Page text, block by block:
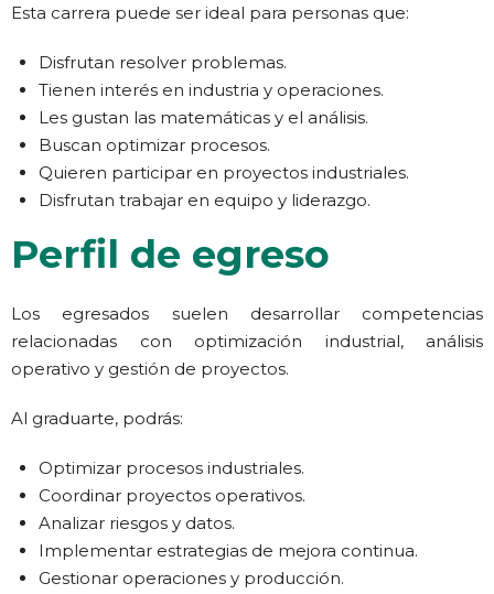
Esta carrera puede ser ideal para personas que:
Disfrutan resolver problemas.
Tienen interés en industria y operaciones.
Les gustan las matemáticas y el análisis.
Buscan optimizar procesos.
Quieren participar en proyectos industriales.
Disfrutan trabajar en equipo y liderazgo.
Perfil de egreso
Los egresados suelen desarrollar competencias
relacionadas con optimización industrial, análisis
operativo y gestión de proyectos.
Al graduarte, podrás:
Optimizar procesos industriales.
Coordinar proyectos operativos.
Analizar riesgos y datos.
Implementar estrategias de mejora continua.
Gestionar operaciones y producción.